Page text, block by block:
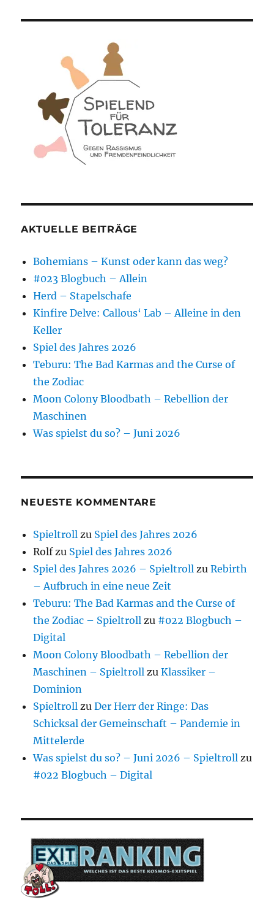
AKTUELLE BEITRÄGE
Bohemians – Kunst oder kann das weg?
#023 Blogbuch – Allein
Herd – Stapelschafe
Kinfire Delve: Callous‘ Lab – Alleine in den
Keller
Spiel des Jahres 2026
Teburu: The Bad Karmas and the Curse of
the Zodiac
Moon Colony Bloodbath – Rebellion der
Maschinen
Was spielst du so? – Juni 2026
NEUESTE KOMMENTARE
Spieltroll zu Spiel des Jahres 2026
Rolfzu Spiel des Jahres 2026
Spiel des Jahres 2026 – Spieltroll zuRebirth
– Aufbruch in eine neue Zeit
Teburu: The Bad Karmas and the Curse of
the Zodiac – Spieltroll zu #022 Blogbuch –
Digital
Moon Colony Bloodbath – Rebellion der
Maschinen – Spieltroll zuKlassiker –
Dominion
Spieltroll zuDer Herr der Ringe: Das
Schicksal der Gemeinschaft – Pandemie in
Mittelerde
Was spielst du so? – Juni 2026 – Spieltroll zu
#022 Blogbuch – Digital